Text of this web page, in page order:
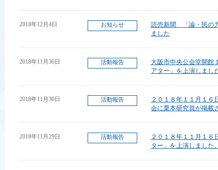
2018年12月4日 お知らせ
読売新聞 「論・民の
ました
2018年11月30日 活動報告
大阪市中央公会堂開館
アター」を上演しまし
2018年11月30日 活動報告
２０１８年１１月１
会に栗本研究員が掲載
2018年11月29日 活動報告
２０１８年１１月１
ター」を上演しました